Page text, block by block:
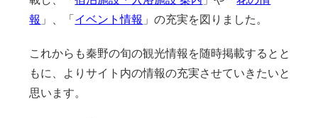
報 」、「 イベント情報 」の充実を図りました。
これからも秦野の旬の観光情報を随時掲載するとと
もに、よりサイト内の情報の充実させていきたいと
思います。